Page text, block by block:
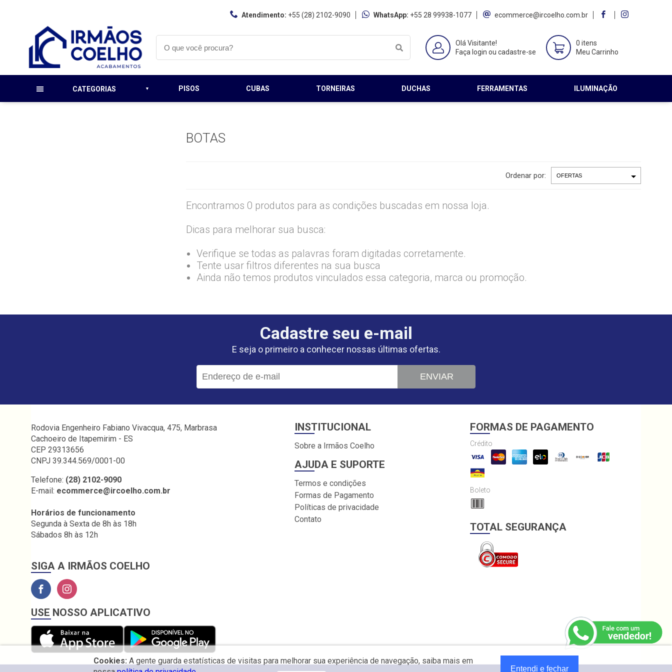
Atendimento: +55 (28) 2102-9090 WhatsApp: +55 28 99938-1077 ecommerce@ircoelho.com.br
Olá Visitante!
Faça login ou cadastre-se
0 itens
Meu Carrinho
CATEGORIAS PISOS CUBAS TORNEIRAS DUCHAS FERRAMENTAS ILUMINAÇÃO
BOTAS
Ordenar por:
Encontramos 0 produtos para as condições buscadas em nossa loja.
Dicas para melhorar sua busca:
Verifique se todas as palavras foram digitadas corretamente.
Tente usar filtros diferentes na sua busca
Ainda não temos produtos vinculados essa categoria, marca ou promoção.
Cadastre seu e-mail
E seja o primeiro a conhecer nossas últimas ofertas.
ENVIAR
Rodovia Engenheiro Fabiano Vivacqua, 475, Marbrasa
Cachoeiro de Itapemirim - ES
CEP 29313656
CNPJ 39.344.569/0001-00
Telefone: (28) 2102-9090
E-mail: ecommerce@ircoelho.com.br
Horários de funcionamento
Segunda à Sexta de 8h às 18h
Sábados 8h às 12h
SIGA A IRMÃOS COELHO
INSTITUCIONAL
Sobre a Irmãos Coelho
AJUDA E SUPORTE
Termos e condições
Formas de Pagamento
Políticas de privacidade
Contato
FORMAS DE PAGAMENTO
Crédito
Boleto
TOTAL SEGURANÇA
USE NOSSO APLICATIVO
Cookies: A gente guarda estatísticas de visitas para melhorar sua experiência de navegação, saiba mais em
Entendi e fechar